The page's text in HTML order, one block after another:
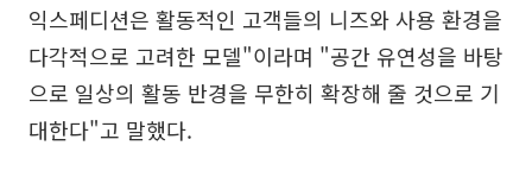
익스페디션은 활동적인 고객들의 니즈와 사용 환경을
다각적으로 고려한 모델"이라며 "공간 유연성을 바탕
으로 일상의 활동 반경을 무한히 확장해 줄 것으로 기
대한다"고 말했다.